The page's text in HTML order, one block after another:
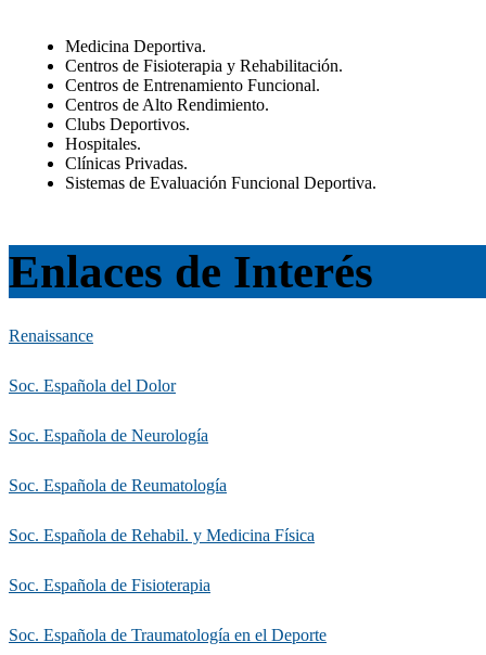
Medicina Deportiva.
Centros de Fisioterapia y Rehabilitación.
Centros de Entrenamiento Funcional.
Centros de Alto Rendimiento.
Clubs Deportivos.
Hospitales.
Clínicas Privadas.
Sistemas de Evaluación Funcional Deportiva.
Enlaces de Interés
Renaissance
Soc. Española del Dolor
Soc. Española de Neurología
Soc. Española de Reumatología
Soc. Española de Rehabil. y Medicina Física
Soc. Española de Fisioterapia
Soc. Española de Traumatología en el Deporte